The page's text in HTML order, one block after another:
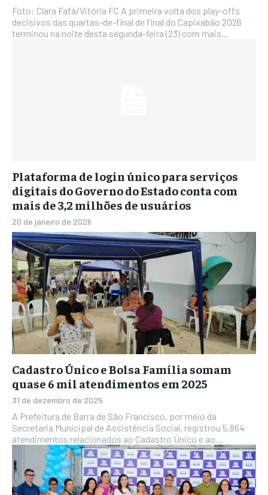
Foto: Clara Fafá/Vitória FC A primeira volta dos play-offs
decisivos das quartas-de-final de final do Capixabão 2026
terminou na noite desta segunda-feira (23) com mais...
Plataforma de login único para serviços
digitais do Governo do Estado conta com
mais de 3,2 milhões de usuários
20 de janeiro de 2026
Cadastro Único e Bolsa Família somam
quase 6 mil atendimentos em 2025
31 de dezembro de 2025
A Prefeitura de Barra de São Francisco, por meio da
Secretaria Municipal de Assistência Social, registrou 5.864
atendimentos relacionados ao Cadastro Único e ao...